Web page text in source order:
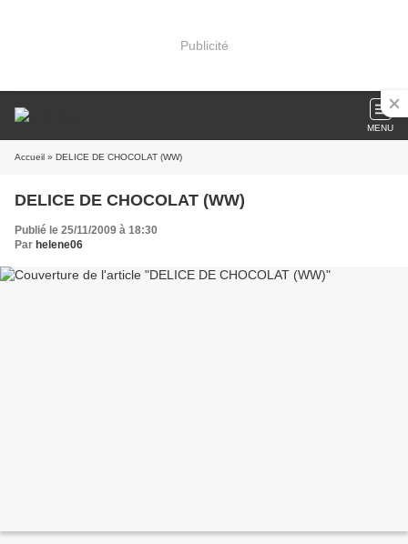
Publicité
MENU
Accueil » DELICE DE CHOCOLAT (WW)
DELICE DE CHOCOLAT (WW)
Publié le 25/11/2009 à 18:30
Par helene06